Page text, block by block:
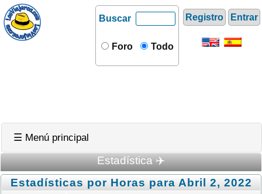
Registro Entrar
Buscar
Foro Todo
☰ Menú principal
Estadística ✈️
Estadísticas por Horas para Abril 2, 2022